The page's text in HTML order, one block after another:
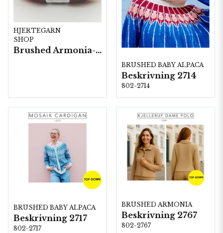
HJERTEGARN
SHOP
Brushed Armonia- 10 nystan a50g./fp.
BRUSHED BABY ALPACA
Beskrivning 2714
802-2714
BRUSHED BABY ALPACA
Beskrivning 2717
802-2717
BRUSHED ARMONIA
Beskrivning 2767
802-2767